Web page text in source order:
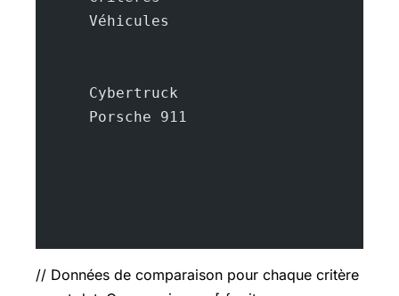
      Véhicules
      Cybertruck
      Porsche 911
// Données de comparaison pour chaque critère